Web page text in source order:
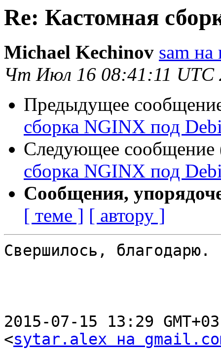
Re: Кастомная
Michael Kechinov sam
Чт Июл 16 08:41:11 UTC
Предыдущее
сборка NGINX под
Следующее сообщение
сборка NGINX под
Сообщения,
[ теме ] [ автору ]
Свершилось, благодарю.
2015-07-15 13:29
<sytar.alex на